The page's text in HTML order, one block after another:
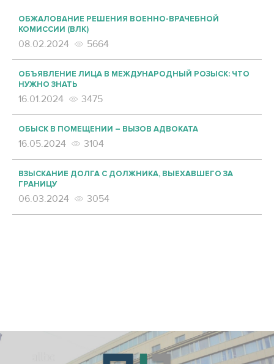
ОБЖАЛОВАНИЕ РЕШЕНИЯ ВОЕННО-ВРАЧЕБНОЙ
КОМИССИИ (ВЛК)
08.02.2024 5664
ОБЪЯВЛЕНИЕ ЛИЦА В МЕЖДУНАРОДНЫЙ РОЗЫСК: ЧТО
НУЖНО ЗНАТЬ
16.01.2024 3475
ОБЫСК В ПОМЕЩЕНИИ – ВЫЗОВ АДВОКАТА
16.05.2024 3104
ВЗЫСКАНИЕ ДОЛГА С ДОЛЖНИКА, ВЫЕХАВШЕГО ЗА
ГРАНИЦУ
06.03.2024 3054